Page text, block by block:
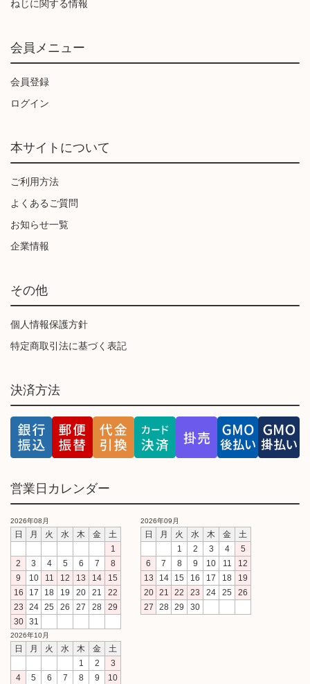
ねじに関する情報
会員メニュー
会員登録
ログイン
本サイトについて
ご利用方法
よくあるご質問
お知らせ一覧
企業情報
その他
個人情報保護方針
特定商取引法に基づく表記
決済方法
営業日カレンダー
2026年08月
日 月 火 水 木 金
土
1
2
3 4 5 6 7
8
9
10 11 12 13 14
15
16
17 18 19 20 21
22
23
24 25 26 27 28
29
30
31
2026年09月
日 月 火 水 木 金
土
1
2 3 4
5
6
7 8 9 10 11
12
13
14 15 16 17 18
19
20
21 22 23 24 25
26
27
28 29 30
2026年10月
日 月 火 水 木 金
土
1
2
3
4
5 6 7 8 9 10